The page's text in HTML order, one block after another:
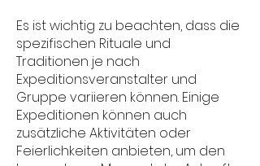
Es ist wichtig zu beachten, dass die
spezifischen Rituale und
Traditionen je nach
Expeditionsveranstalter und
Gruppe variieren können. Einige
Expeditionen können auch
zusätzliche Aktivitäten oder
Feierlichkeiten anbieten, um den